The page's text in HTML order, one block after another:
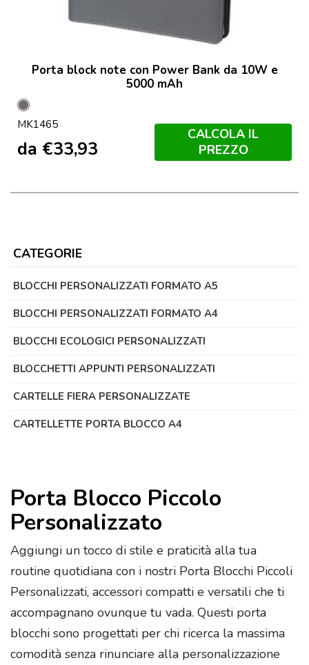
CATEGORIE
BLOCCHI PERSONALIZZATI FORMATO A5
BLOCCHI PERSONALIZZATI FORMATO A4
BLOCCHI ECOLOGICI PERSONALIZZATI
BLOCCHETTI APPUNTI PERSONALIZZATI
CARTELLE FIERA PERSONALIZZATE
CARTELLETTE PORTA BLOCCO A4
Porta block note con Power Bank da 10W e
5000 mAh
Grey
MK1465
da €33,93
CALCOLA IL
PREZZO
Porta Blocco Piccolo
Personalizzato
Aggiungi un tocco di stile e praticità alla tua
routine quotidiana con i nostri Porta Blocchi Piccoli
Personalizzati, accessori compatti e versatili che ti
accompagnano ovunque tu vada. Questi porta
blocchi sono progettati per chi ricerca la massima
comodità senza rinunciare alla personalizzazione